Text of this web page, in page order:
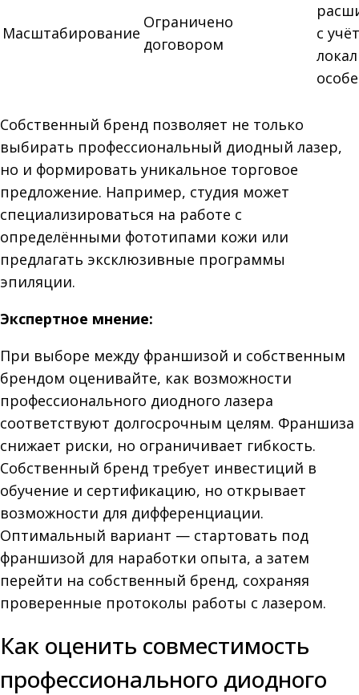
Масштабирование
Ограничено
договором
с
Собственный бренд позволяет не только
выбирать профессиональный диодный лазер,
но и формировать уникальное торговое
предложение. Например, студия может
специализироваться на работе с
определёнными фототипами кожи или
предлагать эксклюзивные программы
эпиляции.
Экспертное мнение:
При выборе между франшизой и собственным
брендом оценивайте, как возможности
профессионального диодного лазера
соответствуют долгосрочным целям. Франшиза
снижает риски, но ограничивает гибкость.
Собственный бренд требует инвестиций в
обучение и сертификацию, но открывает
возможности для дифференциации.
Оптимальный вариант — стартовать под
франшизой для наработки опыта, а затем
перейти на собственный бренд, сохраняя
проверенные протоколы работы с лазером.
Как оценить совместимость
профессионального диодного